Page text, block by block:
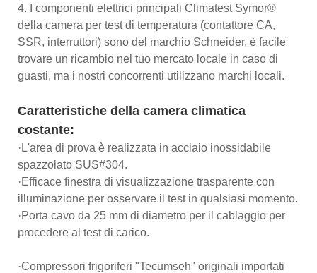
4. I componenti elettrici principali Climatest Symor®
della camera per test di temperatura (contattore CA,
SSR, interruttori) sono del marchio Schneider, è facile
trovare un ricambio nel tuo mercato locale in caso di
guasti, ma i nostri concorrenti utilizzano marchi locali.
Caratteristiche della camera climatica
costante:
·L'area di prova è realizzata in acciaio inossidabile
spazzolato SUS#304.
·Efficace finestra di visualizzazione trasparente con
illuminazione per osservare il test in qualsiasi momento.
·Porta cavo da 25 mm di diametro per il cablaggio per
procedere al test di carico.
·Compressori frigoriferi "Tecumseh" originali importati